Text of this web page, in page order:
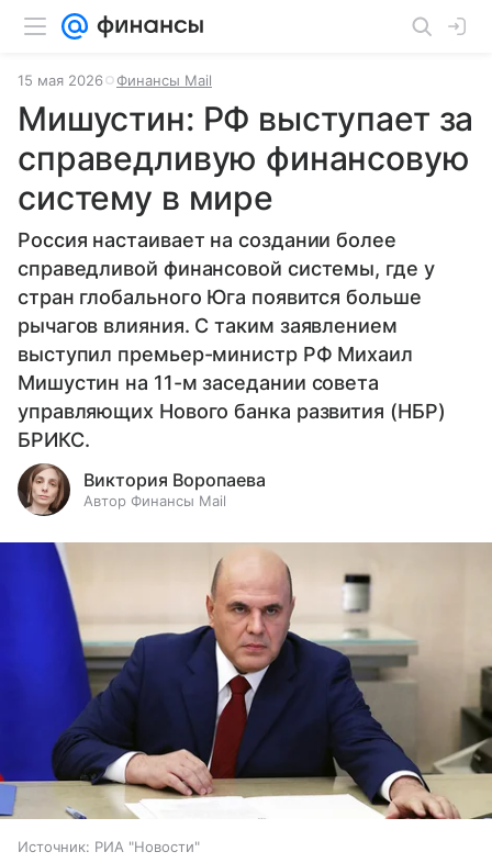
15 мая 2026 Финансы Mail
Мишустин: РФ выступает за
справедливую финансовую
систему в мире
Россия настаивает на создании более
справедливой финансовой системы, где у
стран глобального Юга появится больше
рычагов влияния. С таким заявлением
выступил премьер-министр РФ Михаил
Мишустин на 11-м заседании совета
управляющих Нового банка развития (НБР)
БРИКС.
Виктория Воропаева
Автор Финансы Mail
Источник: РИА "Новости"